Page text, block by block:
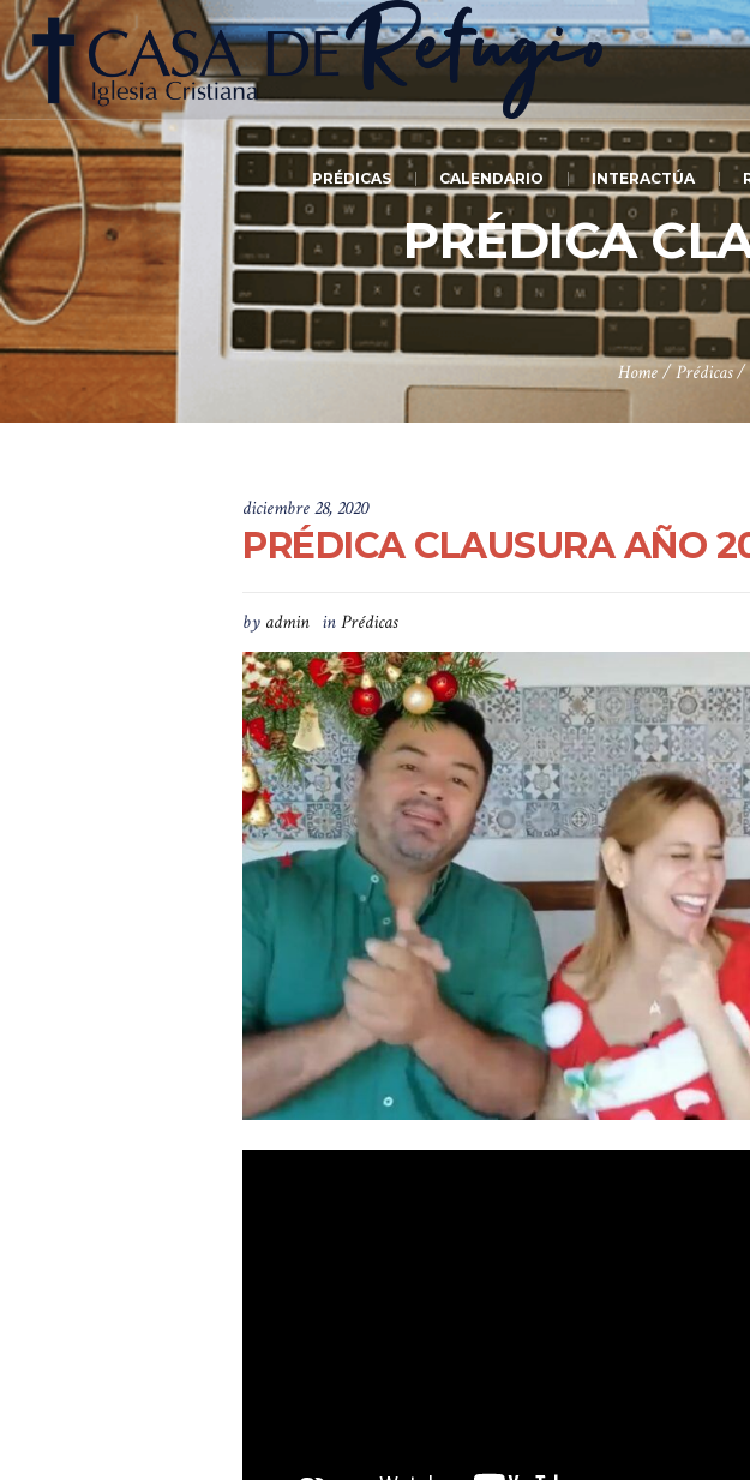
PRÉDICAS CALENDARIO INTERACTÚA
PRÉDICA
Home/Prédicas/
diciembre 28, 2020
PRÉDICA CLAUSURA AÑO
by admin inPrédicas